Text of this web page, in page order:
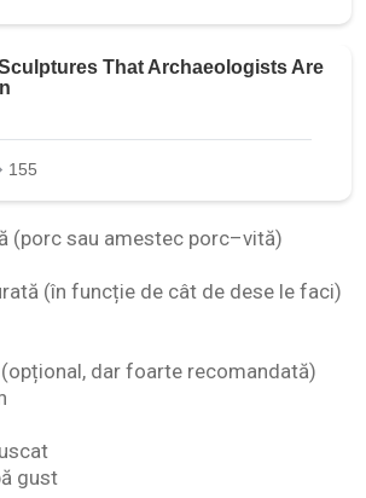
(porc sau amestec porc–vită)
(în funcție de cât de dese le faci)
dar foarte recomandată)
gust